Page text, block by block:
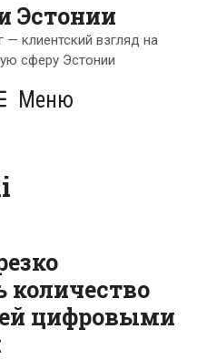
Эстонии
— клиентский взгляд на
сферу Эстонии
Меню
количество
цифровыми